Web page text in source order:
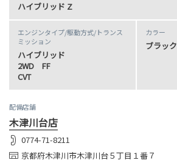
ハイブリッド Z
エンジンタイプ/駆動方式/トランス
ミッション
ハイブリッド
2WD FF
CVT
カラー
ブラック
配備店舗
木津川台店
0774-71-8211
京都府木津川市木津川台５丁目１番７